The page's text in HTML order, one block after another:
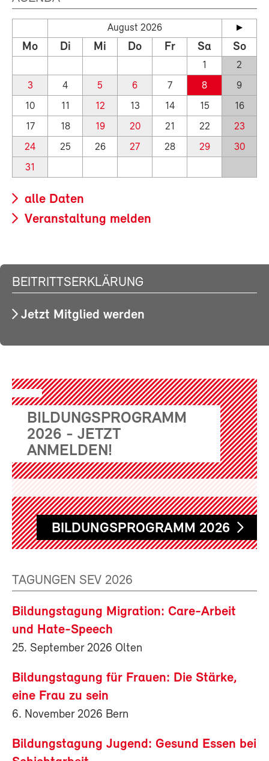
August 2026
Mo Di Mi Do Fr Sa So
1
2
3
4 5 6 7 8
9
10
11 12 13 14 15
16
17
18 19 20 21 22
23
24
25 26 27 28 29
30
31
alle Daten
Veranstaltung melden
BEITRITTSERKLÄRUNG
Jetzt Mitglied werden
BILDUNGSPROGRAMM
2026 - JETZT
ANMELDEN!
BILDUNGSPROGRAMM 2026
TAGUNGEN SEV 2026
Bildungstagung Migration: Care-Arbeit
und Hate-Speech
25. September 2026 Olten
Bildungstagung für Frauen: Die Stärke,
eine Frau zu sein
6. November 2026 Bern
Bildungstagung Jugend: Gesund Essen bei